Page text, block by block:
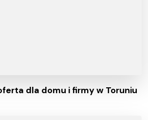
dla domu i firmy w Toruniu